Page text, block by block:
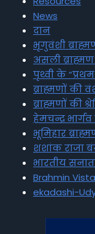
News
दान
भृगुवंशी
असली
पृथ्वी के
ब्राह्मणों की
ब्राह्मणों की
हेमचन्द्र
भूमिहार
शशांक राजा
भारतीय
Brahmin
ekadashi-